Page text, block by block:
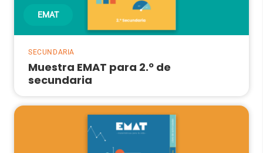
EMAT
SECUNDARIA
Muestra EMAT para 2.º de
secundaria